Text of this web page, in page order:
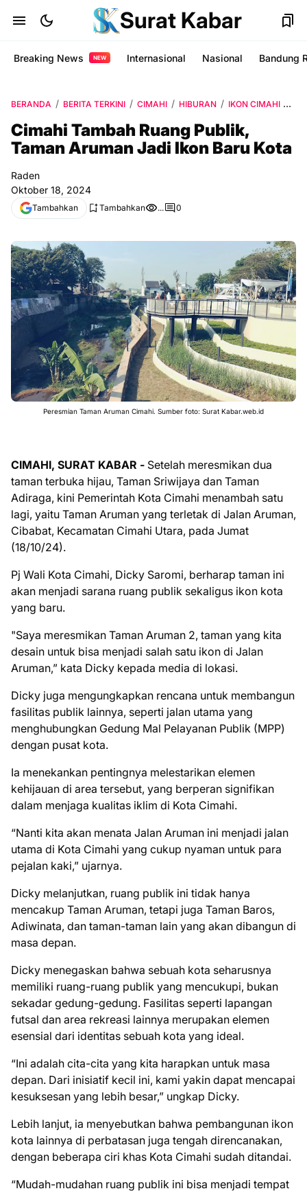
Surat Kabar
Breaking News NEW Internasional Nasional Bandung
BERANDA BERITA TERKINI CIMAHI HIBURAN IKON CIMAHI
Cimahi Tambah Ruang Publik,
Taman Aruman Jadi Ikon Baru Kota
Raden
Oktober 18, 2024
Tambahkan Tambahkan ... 0
Peresmian Taman Aruman Cimahi. Sumber foto: Surat Kabar.web.id
CIMAHI, SURAT KABAR - Setelah meresmikan dua
taman terbuka hijau, Taman Sriwijaya dan Taman
Adiraga, kini Pemerintah Kota Cimahi menambah satu
lagi, yaitu Taman Aruman yang terletak di Jalan Aruman,
Cibabat, Kecamatan Cimahi Utara, pada Jumat
(18/10/24).
Pj Wali Kota Cimahi, Dicky Saromi, berharap taman ini
akan menjadi sarana ruang publik sekaligus ikon kota
yang baru.
"Saya meresmikan Taman Aruman 2, taman yang kita
desain untuk bisa menjadi salah satu ikon di Jalan
Aruman,” kata Dicky kepada media di lokasi.
Dicky juga mengungkapkan rencana untuk membangun
fasilitas publik lainnya, seperti jalan utama yang
menghubungkan Gedung Mal Pelayanan Publik (MPP)
dengan pusat kota.
Ia menekankan pentingnya melestarikan elemen
kehijauan di area tersebut, yang berperan signifikan
dalam menjaga kualitas iklim di Kota Cimahi.
“Nanti kita akan menata Jalan Aruman ini menjadi jalan
utama di Kota Cimahi yang cukup nyaman untuk para
pejalan kaki,” ujarnya.
Dicky melanjutkan, ruang publik ini tidak hanya
mencakup Taman Aruman, tetapi juga Taman Baros,
Adiwinata, dan taman-taman lain yang akan dibangun di
masa depan.
Dicky menegaskan bahwa sebuah kota seharusnya
memiliki ruang-ruang publik yang mencukupi, bukan
sekadar gedung-gedung. Fasilitas seperti lapangan
futsal dan area rekreasi lainnya merupakan elemen
esensial dari identitas sebuah kota yang ideal.
“Ini adalah cita-cita yang kita harapkan untuk masa
depan. Dari inisiatif kecil ini, kami yakin dapat mencapai
kesuksesan yang lebih besar,” ungkap Dicky.
Lebih lanjut, ia menyebutkan bahwa pembangunan ikon
kota lainnya di perbatasan juga tengah direncanakan,
dengan beberapa ciri khas Kota Cimahi sudah ditandai.
“Mudah-mudahan ruang publik ini bisa menjadi tempat